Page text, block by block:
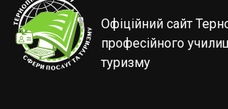
Офіційний сайт
професійного
туризму